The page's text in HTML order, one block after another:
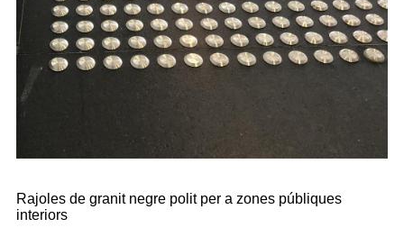
Rajoles de granit negre polit per a zones públiques
interiors